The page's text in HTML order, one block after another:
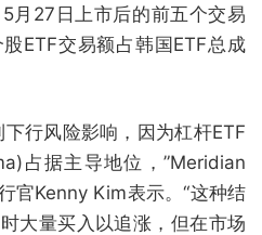
月27日上市后的前五个交易
ETF交易额占韩国ETF总成
行风险影响，因为杠杆ETF
占据主导地位，”Meridian
官Kenny Kim表示。“这种结
大量买入以追涨，但在市场